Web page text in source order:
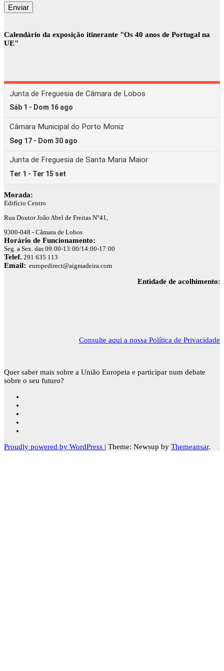
Calendário da exposição itinerante "Os 40 anos de Portugal na
UE"
Morada:
Edifício Centro
Rua Doutor João Abel de Freitas N°41,
9300-048 - Câmara de Lobos
Horário de Funcionamento:
Seg. a Sex. das 09:00-13:00/14:00-17:00
Telef. 291 635 113
Email: europedirect@aigmadeira.com
Entidade de acolhimento:
Consulte aqui a nossa Política de Privacidade
Quer saber mais sobre a União Europeia e participar num debate
sobre o seu futuro?
Proudly powered by WordPress | Theme: Newsup by Themeansar.